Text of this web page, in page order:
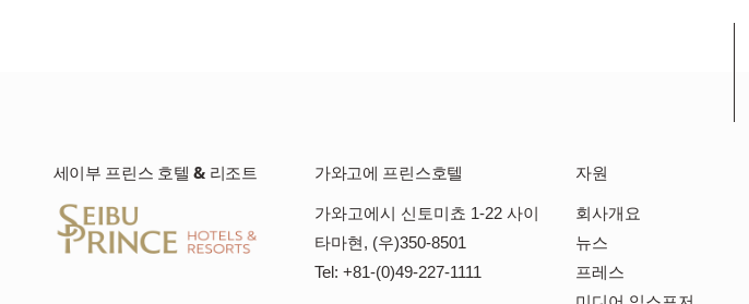
세이부 프린스 호텔 & 리조트 가와고에 프린스호텔
가와고에시 신토미쵸 1-22 사이
타마현, (우)350-8501
Tel: +81-(0)49-227-1111
자원
회사개요
뉴스
프레스